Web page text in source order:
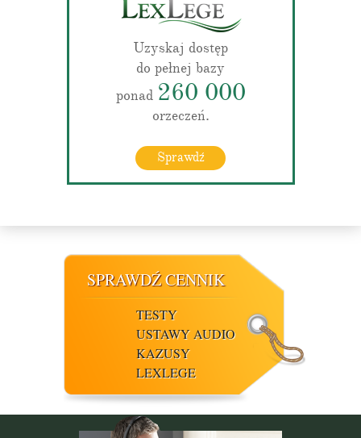
Uzyskaj dostęp
do pełnej bazy
ponad 260 000
orzeczeń.
Sprawdź
SPRAWDŹ CENNIK
TESTY
USTAWY AUDIO
KAZUSY
LEXLEGE